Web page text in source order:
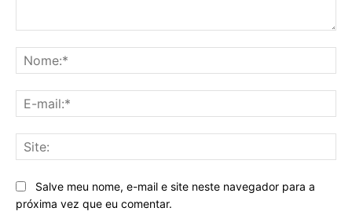
Salve meu nome, e-mail e site neste navegador para a
próxima vez que eu comentar.